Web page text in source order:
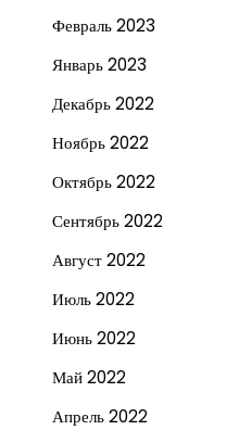
Февраль 2023
Январь 2023
Декабрь 2022
Ноябрь 2022
Октябрь 2022
Сентябрь 2022
Август 2022
Июль 2022
Июнь 2022
Май 2022
Апрель 2022